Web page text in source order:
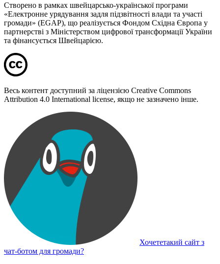
Створено в рамках швейцарсько-української програми
«Електронне урядування задля підзвітності влади та участі
громади» (EGAP), що реалізується Фондом Східна Європа у
партнерстві з Міністерством цифрової трансформації України
та фінансується Швейцарією.
Весь контент доступний за ліцензією Creative Commons
Attribution 4.0 International license, якщо не зазначено інше.
Хочететакий сайт з
чат-ботом для громади?